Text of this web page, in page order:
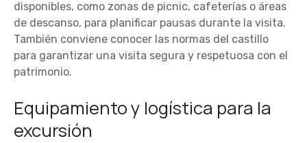
disponibles, como zonas de picnic, cafeterías o áreas
de descanso, para planificar pausas durante la visita.
También conviene conocer las normas del castillo
para garantizar una visita segura y respetuosa con el
patrimonio.
Equipamiento y logística para la
excursión